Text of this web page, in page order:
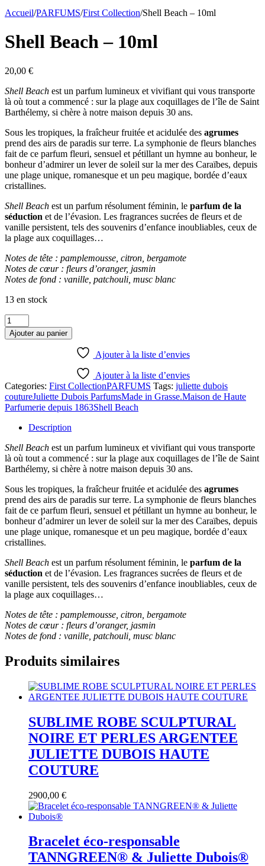
Accueil/PARFUMS/First Collection/Shell Beach – 10ml
Shell Beach – 10ml
20,00 €
Shell Beach est un parfum lumineux et vivifiant qui vous transporte
là où tout a commencé : sur la plage aux coquillages de l’île de Saint
Barthélemy, si chère à notre maison depuis 30 ans.
Sous les tropiques, la fraîcheur fruitée et acidulée des agrumes
prend des airs de paradis sur terre. La symphonie de fleurs blanches
fait de ce parfum fleuri, sensuel et pétillant un hymne au bonheur, le
bonheur d’admirer un lever de soleil sur la mer des Caraïbes, depuis
une plage unique, romanesque et un peu magique, bordée d’eaux
cristallines.
Shell Beach est un parfum résolument féminin, le parfum de la
séduction et de l’évasion. Les fragrances sucrées de fleurs et de
vanille persistent, tels des souvenirs d’enfance inoubliables, ceux de
la plage aux coquillages…
Notes de tête : pamplemousse, citron, bergamote
Notes de cœur : fleurs d’oranger, jasmin
Notes de fond : vanille, patchouli, musc blanc
13 en stock
quantité
de
Shell
Ajouter au panier
Ajouter à la liste d’envies
Ajouter à la liste d’envies
Categories: First CollectionPARFUMS Tags: juliette dubois
coutureJuliette Dubois ParfumsMade in Grasse.Maison de Haute
Parfumerie depuis 1863Shell Beach
Description
Shell Beach est un parfum lumineux et vivifiant qui vous transporte
là où tout a commencé : sur la plage aux coquillages de l’île de Saint
Barthélemy, si chère à notre maison depuis 30 ans.
Sous les tropiques, la fraîcheur fruitée et acidulée des agrumes
prend des airs de paradis sur terre. La symphonie de fleurs blanches
fait de ce parfum fleuri, sensuel et pétillant un hymne au bonheur, le
bonheur d’admirer un lever de soleil sur la mer des Caraïbes, depuis
une plage unique, romanesque et un peu magique, bordée d’eaux
cristallines.
Shell Beach est un parfum résolument féminin, le parfum de la
séduction et de l’évasion. Les fragrances sucrées de fleurs et de
vanille persistent, tels des souvenirs d’enfance inoubliables, ceux de
la plage aux coquillages…
Notes de tête : pamplemousse, citron, bergamote
Notes de cœur : fleurs d’oranger, jasmin
Notes de fond : vanille, patchouli, musc blanc
Produits similaires
SUBLIME ROBE SCULPTURAL
NOIRE ET PERLES ARGENTEE
JULIETTE DUBOIS HAUTE
COUTURE
2900,00 €
Bracelet éco-responsable
TANNGREEN® & Juliette Dubois®